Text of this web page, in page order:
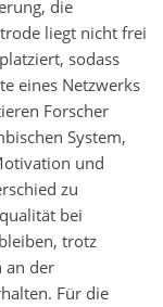
die
liegt nicht frei
sodass
eines Netzwerks
Forscher
System,
und
zu
bei
trotz
an der
Für die